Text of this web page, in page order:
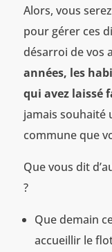
Alors, vous
pour gérer ces
désarroi de vos
années, les
qui avez laissé
jamais souhaité
commune que
Que vous dit
?
Que demain
accueillir le